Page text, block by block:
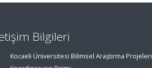
Bilgileri
Kocaeli Üniversitesi Bilimsel Araştırma Projeleri